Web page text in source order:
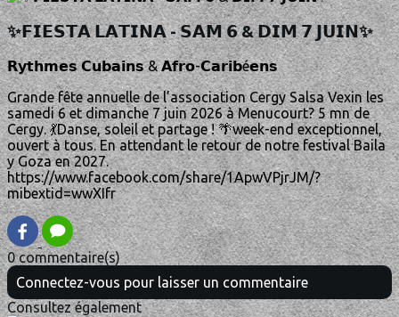
✨𝗙𝗜𝗘𝗦𝗧𝗔 𝗟𝗔𝗧𝗜𝗡𝗔 - 𝗦𝗔𝗠 𝟲 & 𝗗𝗜𝗠 𝟳 𝗝𝗨𝗜𝗡✨
𝗥𝘆𝘁𝗵𝗺𝗲𝘀 𝗖𝘂𝗯𝗮𝗶𝗻𝘀 & 𝗔𝗳𝗿𝗼-𝗖𝗮𝗿𝗶𝗯é𝗲𝗻𝘀
Grande fête annuelle de l’association Cergy Salsa Vexin les
samedi 6 et dimanche 7 juin 2026 à Menucourt? 5 mn de
Cergy. 💃Danse, soleil et partage ! 🌴week-end exceptionnel,
ouvert à tous. En attendant le retour de notre festival Baila
y Goza en 2027.
https://www.facebook.com/share/1ApwVPjrJM/?
mibextid=wwXIfr
0 commentaire(s)
Connectez-vous pour laisser un commentaire
Consultez également